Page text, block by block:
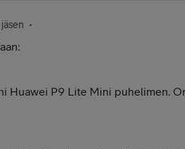
Huawei P9 Lite Mini puhelimen.